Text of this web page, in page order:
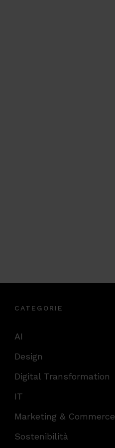
CATEGORIE
AI
Design
Digital Transformation
IT
Marketing & Commerce
Sostenibilità